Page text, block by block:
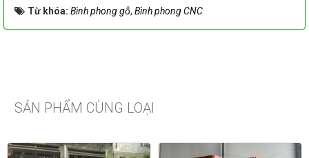
Từ khóa: Bình phong gỗ, Bình phong CNC
SẢN PHẨM CÙNG LOẠI